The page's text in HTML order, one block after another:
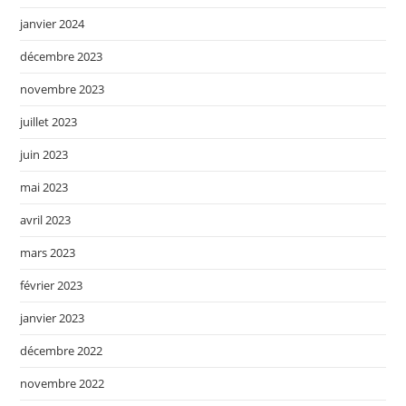
janvier 2024
décembre 2023
novembre 2023
juillet 2023
juin 2023
mai 2023
avril 2023
mars 2023
février 2023
janvier 2023
décembre 2022
novembre 2022